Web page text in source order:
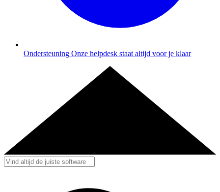
Ondersteuning Onze helpdesk staat altijd voor je klaar